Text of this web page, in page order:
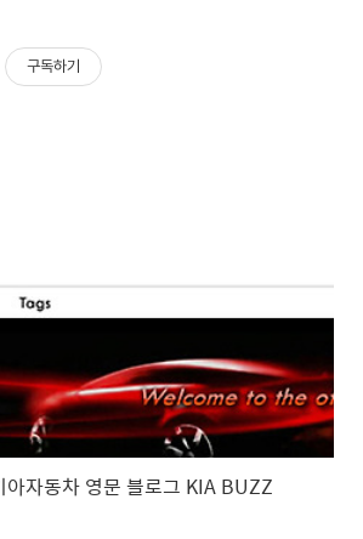
구독하기
아자동차 영문 블로그 KIA BUZZ